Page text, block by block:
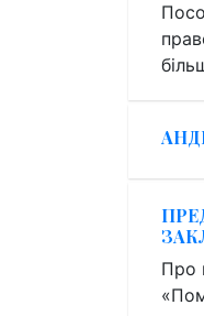
Про